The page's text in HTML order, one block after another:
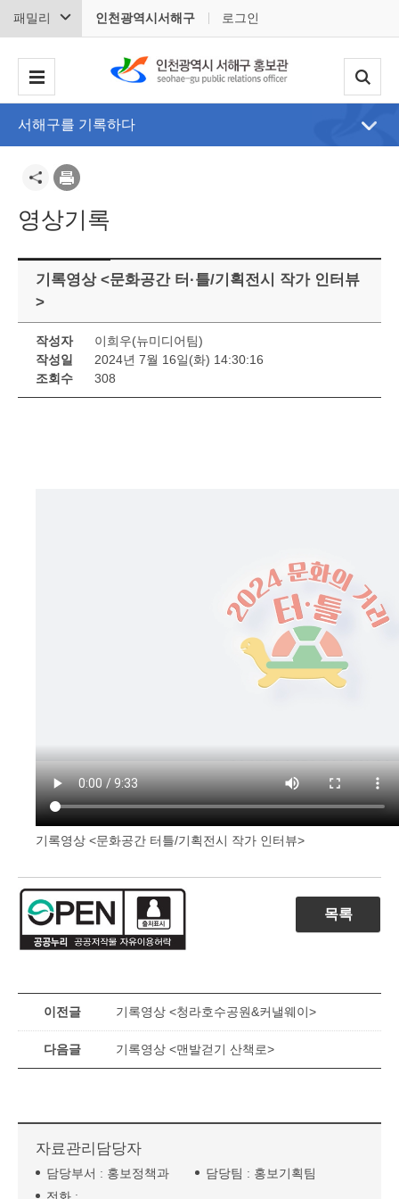
패밀리 인천광역시서해구 로그인
서해구를 기록하다
영상기록
기록영상 <문화공간 터·틀/기획전시 작가 인터뷰
>
작성자
이희우(뉴미디어팀)
작성일
2024년 7월 16일(화) 14:30:16
조회수
308
기록영상 <문화공간 터틀/기획전시 작가 인터뷰>
목록
이전글 기록영상 <청라호수공원&커낼웨이>
다음글 기록영상 <맨발걷기 산책로>
자료관리담당자
담당부서 : 홍보정책과 담당팀 : 홍보기획팀